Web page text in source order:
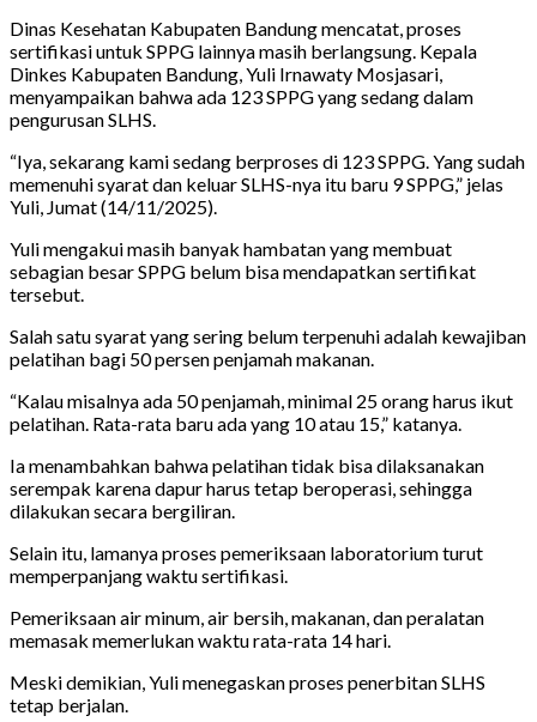
Dinas Kesehatan Kabupaten Bandung mencatat, proses
sertifikasi untuk SPPG lainnya masih berlangsung. Kepala
Dinkes Kabupaten Bandung, Yuli Irnawaty Mosjasari,
menyampaikan bahwa ada 123 SPPG yang sedang dalam
pengurusan SLHS.
“Iya, sekarang kami sedang berproses di 123 SPPG. Yang sudah
memenuhi syarat dan keluar SLHS-nya itu baru 9 SPPG,” jelas
Yuli, Jumat (14/11/2025).
Yuli mengakui masih banyak hambatan yang membuat
sebagian besar SPPG belum bisa mendapatkan sertifikat
tersebut.
Salah satu syarat yang sering belum terpenuhi adalah kewajiban
pelatihan bagi 50 persen penjamah makanan.
“Kalau misalnya ada 50 penjamah, minimal 25 orang harus ikut
pelatihan. Rata-rata baru ada yang 10 atau 15,” katanya.
Ia menambahkan bahwa pelatihan tidak bisa dilaksanakan
serempak karena dapur harus tetap beroperasi, sehingga
dilakukan secara bergiliran.
Selain itu, lamanya proses pemeriksaan laboratorium turut
memperpanjang waktu sertifikasi.
Pemeriksaan air minum, air bersih, makanan, dan peralatan
memasak memerlukan waktu rata-rata 14 hari.
Meski demikian, Yuli menegaskan proses penerbitan SLHS
tetap berjalan.